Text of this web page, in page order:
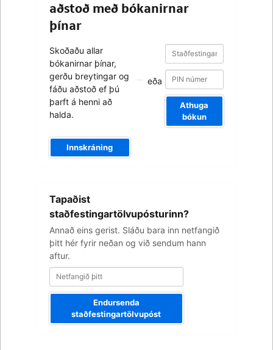
aðstoð með bókanirnar
þínar
Skoðaðu allar
bókanirnar þínar,
gerðu breytingar og
fáðu aðstoð ef þú
þarft á henni að
halda.
Innskráning
eða
Staðfestingarnúmer
Staðfestingarnúmer
Athuga
bókun
Tapaðist
staðfestingartölvupósturinn?
Annað eins gerist. Sláðu bara inn netfangið
þitt hér fyrir neðan og við sendum hann
aftur.
Endursenda
staðfestingartölvupóst